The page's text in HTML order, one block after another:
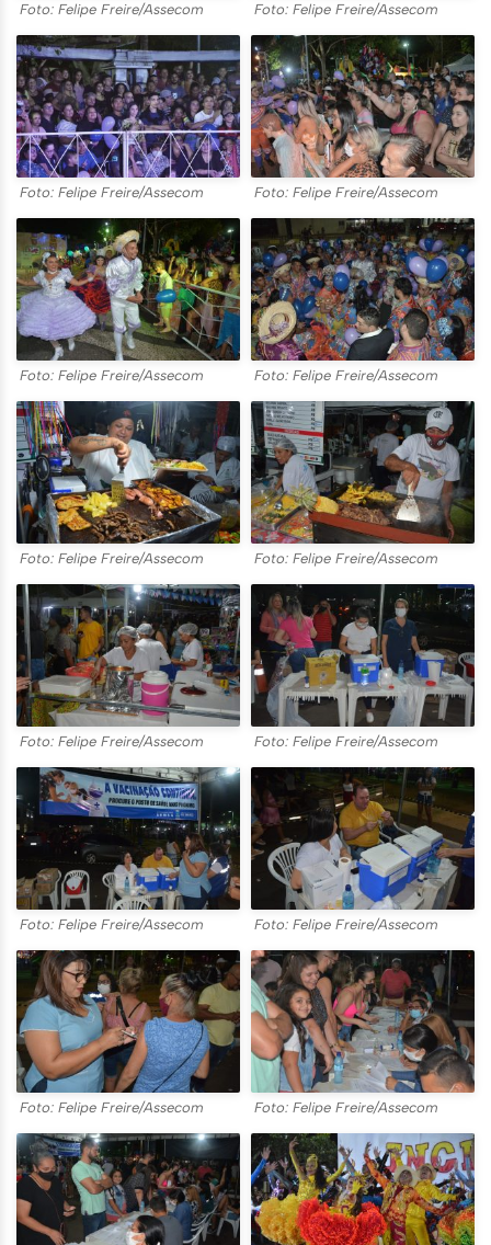
Foto: Felipe Freire/Assecom Foto: Felipe Freire/Assecom
Foto: Felipe Freire/Assecom Foto: Felipe Freire/Assecom
Foto: Felipe Freire/Assecom Foto: Felipe Freire/Assecom
Foto: Felipe Freire/Assecom Foto: Felipe Freire/Assecom
Foto: Felipe Freire/Assecom Foto: Felipe Freire/Assecom
Foto: Felipe Freire/Assecom Foto: Felipe Freire/Assecom
Foto: Felipe Freire/Assecom Foto: Felipe Freire/Assecom